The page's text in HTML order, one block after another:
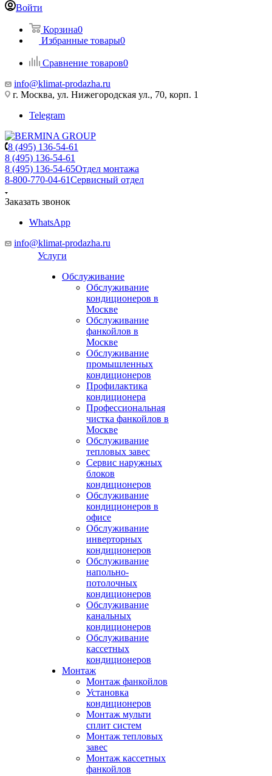
Войти
Корзина0
Избранные товары0
Сравнение товаров0
info@klimat-prodazha.ru
г. Москва, ул. Нижегородская ул., 70, корп. 1
Telegram
8 (495) 136-54-61
8 (495) 136-54-61
8 (495) 136-54-65Отдел монтажа
8-800-770-04-61Сервисный отдел
Заказать звонок
WhatsApp
info@klimat-prodazha.ru
Услуги
Обслуживание
Обслуживание
кондиционеров в
Москве
Обслуживание
фанкойлов в
Москве
Обслуживание
промышленных
кондиционеров
Профилактика
кондиционера
Профессиональная
чистка фанкойлов в
Москве
Обслуживание
тепловых завес
Сервис наружных
блоков
кондиционеров
Обслуживание
кондиционеров в
офисе
Обслуживание
инверторных
кондиционеров
Обслуживание
напольно-
потолочных
кондиционеров
Обслуживание
канальных
кондиционеров
Обслуживание
кассетных
кондиционеров
Монтаж
Монтаж фанкойлов
Установка
кондиционеров
Монтаж мульти
сплит систем
Монтаж тепловых
завес
Монтаж кассетных
фанкойлов